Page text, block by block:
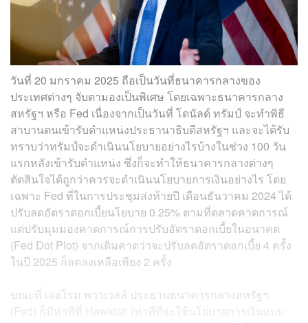
วันที่ 20 มกราคม 2025 ถือเป็นวันที่ธนาคารกลางของ
ประเทศต่างๆ จับตามองเป็นพิเศษ โดยเฉพาะธนาคารกลาง
สหรัฐฯ หรือ Fed เนื่องจากเป็นวันที่ โดนัลด์ ทรัมป์ จะทำพิธี
สาบานตนเข้ารับตำแหน่งประธานาธิบดีสหรัฐฯ และจะได้รับ
ทราบว่าทรัมป์จะดำเนินนโยบายอย่างไรบ้างในช่วง 100 วัน
แรกหลังเข้ารับตำแหน่ง ซึ่งก็จะทำให้ธนาคารกลางต่างๆ
ตัดสินใจได้ถูกว่าควรจะดำเนินนโยบายการเงินอย่างไร โดย
เฉพาะ Fed ที่ในการประชุมส่งท้ายปี เดือนธันวาคม 2024 ได้
ปรับลดอัตราดอกเบี้ยนโยบาย 0.25% ตามที่ตลาดคาดการณ์
แต่ปรับมุมมองคาดการณ์การปรับอัตราดอกเบี้ยในอนาคต
(Fed Dot Plot) จากเดิมคาดว่าจะปรับลดอัตราดอกเบี้ย 4 ครั้ง
ในปี 2025 ก็ลดลงเหลือเพียง 2 ครั้ง
ขณะที่ เจอโรม พาวเวลล์ ประธานธนาคารกลางสหรัฐฯ
(Fed) ก็มีท่าทีที่ Hawkish (ท่าทีที่จะใช้นโยบายการเงินแบบ